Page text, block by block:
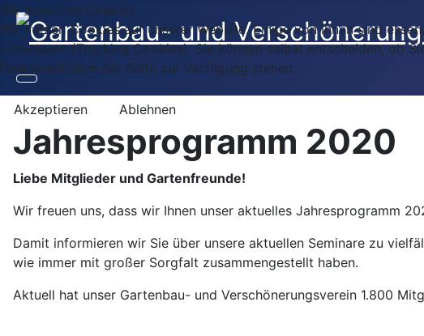
Jahresprogramm 2020
Liebe Mitglieder und Gartenfreunde!
Wir freuen uns, dass wir Ihnen unser aktuelles Jahresprogramm
Damit informieren wir Sie über unsere aktuellen Seminare zu
wie immer mit großer Sorgfalt zusammengestellt haben.
Aktuell hat unser Gartenbau- und Verschönerungsverein 1.800
Wir benutzen Cookies
Wir nutzen Cookies auf unserer Website. Einige von ihnen sind
verbessern (Tracking Cookies). Sie können selbst entscheiden, ob
Funktionalitäten der Seite zur Verfügung stehen.
Akzeptieren
Ablehnen